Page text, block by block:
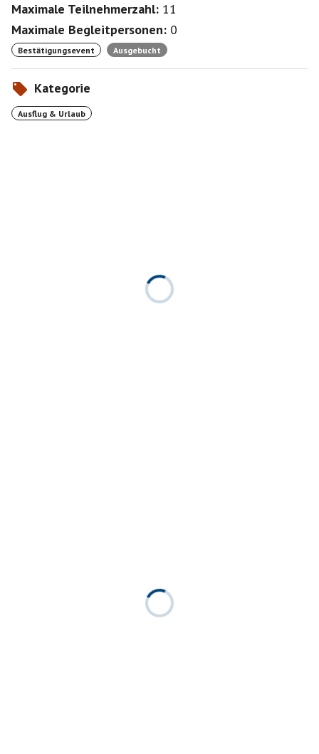
Maximale Teilnehmerzahl: 11
Maximale Begleitpersonen: 0
Bestätigungsevent Ausgebucht
Kategorie
Ausflug & Urlaub